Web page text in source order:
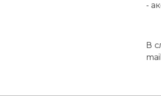
-
В